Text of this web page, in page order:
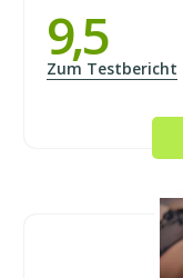
9,5
Zum Testbericht